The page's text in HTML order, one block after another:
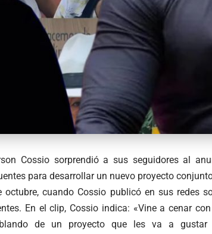
Cossio sorprendió a sus seguidores al
para desarrollar un nuevo proyecto
cuando Cossio publicó en sus redes
En el clip, Cossio indica: «Vine a cenar
de un proyecto que les va a gustar